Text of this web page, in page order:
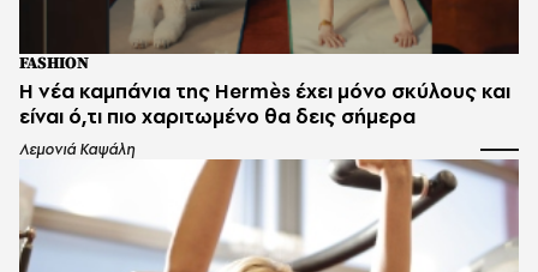
FASHION
Η νέα καμπάνια της Hermès έχει μόνο σκύλους και
είναι ό,τι πιο χαριτωμένο θα δεις σήμερα
Λεμονιά Καψάλη